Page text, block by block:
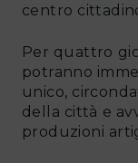
centro
Per quattro
potranno
unico,
della città e
produzioni